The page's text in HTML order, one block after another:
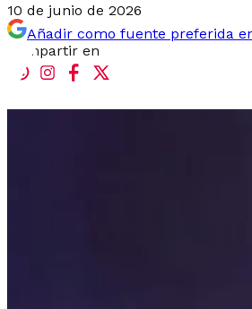
10 de junio de 2026
Añadir como fuente preferida
Compartir en